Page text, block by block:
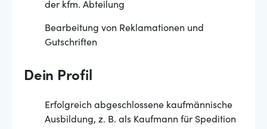
der kfm. Abteilung
Bearbeitung von Reklamationen und
Gutschriften
Dein Profil
Erfolgreich abgeschlossene kaufmännische
Ausbildung, z. B. als Kaufmann für Spedition